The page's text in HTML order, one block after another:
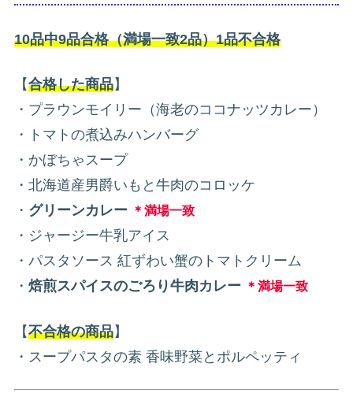
10品中9品合格（満場一致2品）1品不合格
【合格した商品】
・プラウンモイリー（海老のココナッツカレー）
・トマトの煮込みハンバーグ
・かぼちゃスープ
・北海道産男爵いもと牛肉のコロッケ
・ グリーンカレー ＊満場一致
・ジャージー牛乳アイス
・パスタソース 紅ずわい蟹のトマトクリーム
・ 焙煎スパイスのごろり牛肉カレー ＊満場一致
【不合格の商品】
・スープパスタの素 香味野菜とポルペッティ